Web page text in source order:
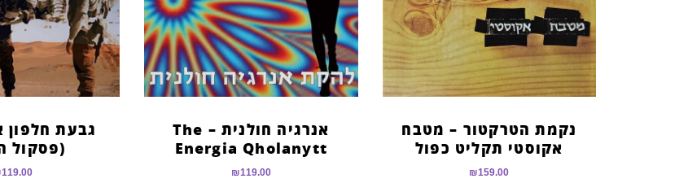
נקמת הטרקטור – מטבח
אקוסטי תקליט כפול
₪159.00
אנרגיה חולנית – The
Energia Qholanytt
₪119.00
גבעת חלפון
(פסקול
119.00